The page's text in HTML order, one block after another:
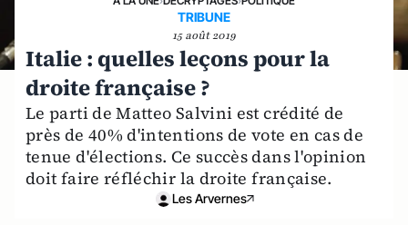
TRIBUNE
15 août 2019
Italie : quelles leçons pour la
droite française ?
Le parti de Matteo Salvini est crédité de
près de 40% d'intentions de vote en cas de
tenue d'élections. Ce succès dans l'opinion
doit faire réfléchir la droite française.
Les Arvernes